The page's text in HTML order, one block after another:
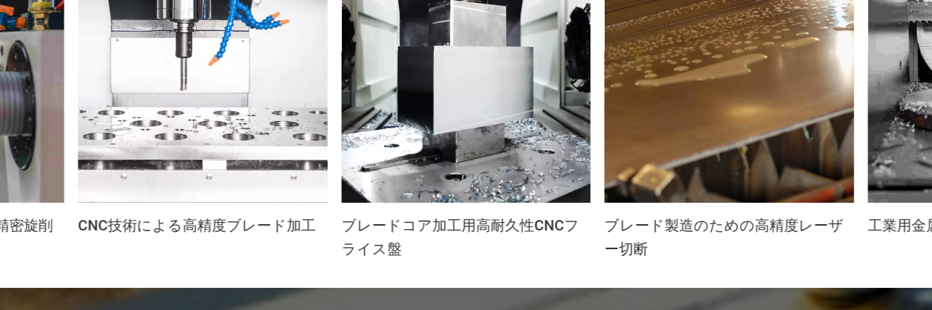
密旋削 CNC技術による高精度ブレード加工
ブレードコア加工用高耐久性CNCフ
ライス盤
ブレード製造のための高精度レーザ
ー切断
工業用金